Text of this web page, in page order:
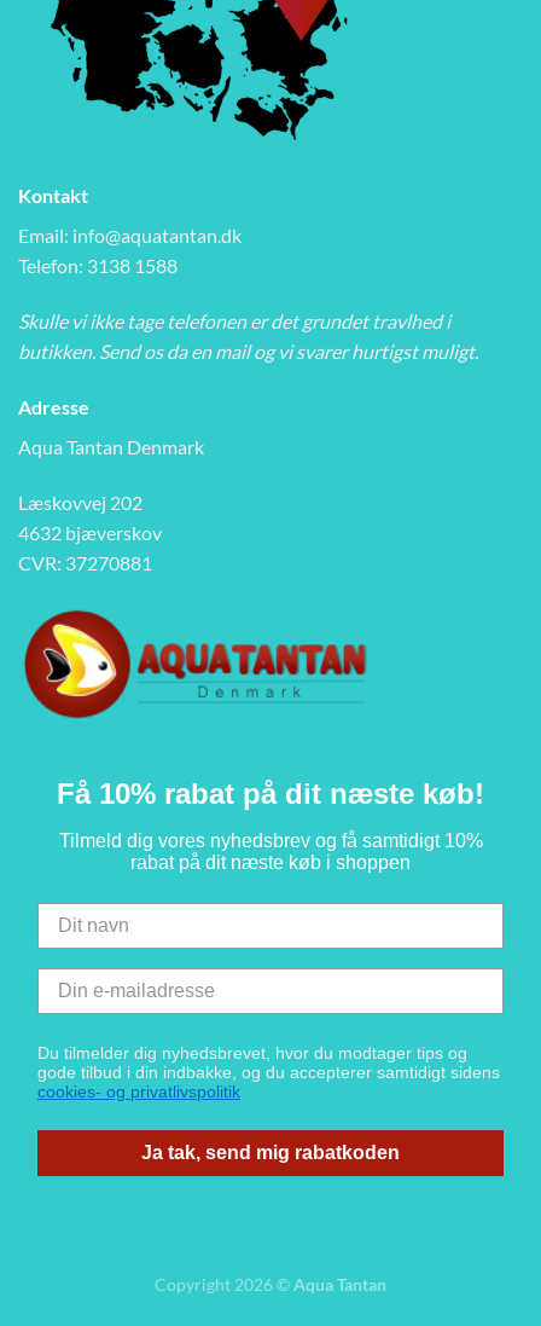
Kontakt
Email: info@aquatantan.dk
Telefon: 3138 1588
Skulle vi ikke tage telefonen er det grundet travlhed i
butikken. Send os da en mail og vi svarer hurtigst muligt.
Adresse
Aqua Tantan Denmark
Læskovvej 202
4632 bjæverskov
CVR: 37270881
Få 10% rabat på dit næste køb!
Tilmeld dig vores nyhedsbrev og få samtidigt 10%
rabat på dit næste køb i shoppen
Du tilmelder dig nyhedsbrevet, hvor du modtager tips og
gode tilbud i din indbakke, og du accepterer samtidigt sidens
cookies- og privatlivspolitik
Ja tak, send mig rabatkoden
Copyright 2026 ©Aqua Tantan